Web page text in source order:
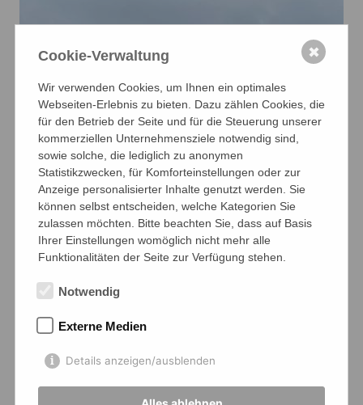
Cookie-Verwaltung
Wir verwenden Cookies, um Ihnen ein optimales
Webseiten-Erlebnis zu bieten. Dazu zählen Cookies, die
für den Betrieb der Seite und für die Steuerung unserer
kommerziellen Unternehmensziele notwendig sind,
sowie solche, die lediglich zu anonymen
Statistikzwecken, für Komforteinstellungen oder zur
Anzeige personalisierter Inhalte genutzt werden. Sie
können selbst entscheiden, welche Kategorien Sie
zulassen möchten. Bitte beachten Sie, dass auf Basis
Ihrer Einstellungen womöglich nicht mehr alle
Funktionalitäten der Seite zur Verfügung stehen.
Notwendig
Externe Medien
Details anzeigen/ausblenden
✖